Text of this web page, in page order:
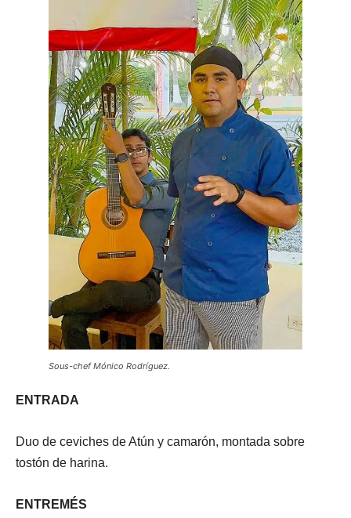
Sous-chef Mónico Rodríguez.
ENTRADA
Duo de ceviches de Atún y camarón, montada sobre
tostón de harina.
ENTREMÉS